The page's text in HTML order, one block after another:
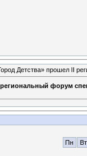
Детства» прошел II
форум
Пн Вт